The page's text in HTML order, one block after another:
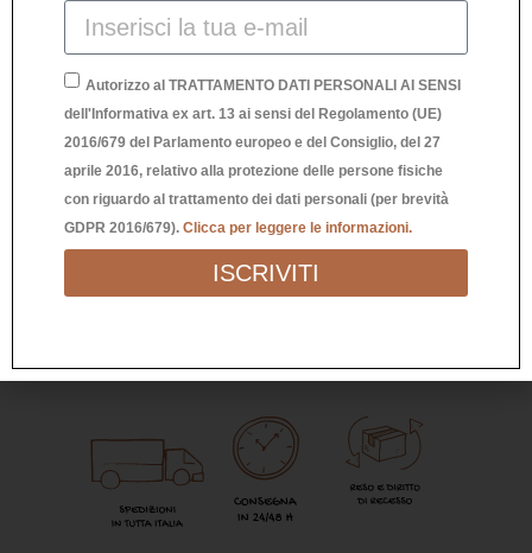
POGGIAMESTOLO “CHE PROFUMINO”
22,00€
Autorizzo al TRATTAMENTO DATI PERSONALI AI SENSI
dell'Informativa ex art. 13 ai sensi del Regolamento (UE)
2016/679 del Parlamento europeo e del Consiglio, del 27
aprile 2016, relativo alla protezione delle persone fisiche
con riguardo al trattamento dei dati personali (per brevità
GDPR 2016/679). Clicca per leggere le informazioni.
ISCRIVITI